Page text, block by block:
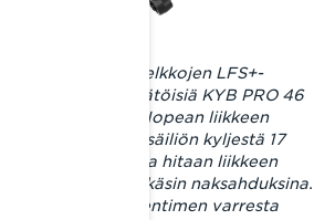
RE -moottorikelkkojen LFS+-
kolmisäätöisiä KYB PRO 46
Nopean liikkeen
säädetään lisäsäiliön kyljestä 17
mitattuna ja hitaan liikkeen
säätöruuvista käsin naksahduksina.
säädetään vaimentimen varresta